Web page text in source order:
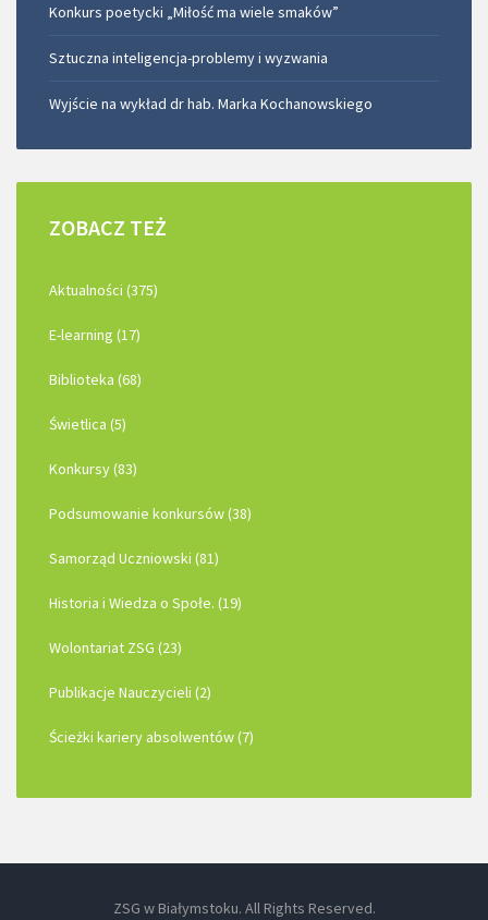
Konkurs poetycki „Miłość ma wiele smaków”
Sztuczna inteligencja-problemy i wyzwania
Wyjście na wykład dr hab. Marka Kochanowskiego
ZOBACZ TEŻ
Aktualności (375)
E-learning (17)
Biblioteka (68)
Świetlica (5)
Konkursy (83)
Podsumowanie konkursów (38)
Samorząd Uczniowski (81)
Historia i Wiedza o Społe. (19)
Wolontariat ZSG (23)
Publikacje Nauczycieli (2)
Ścieżki kariery absolwentów (7)
ZSG w Białymstoku. All Rights Reserved.